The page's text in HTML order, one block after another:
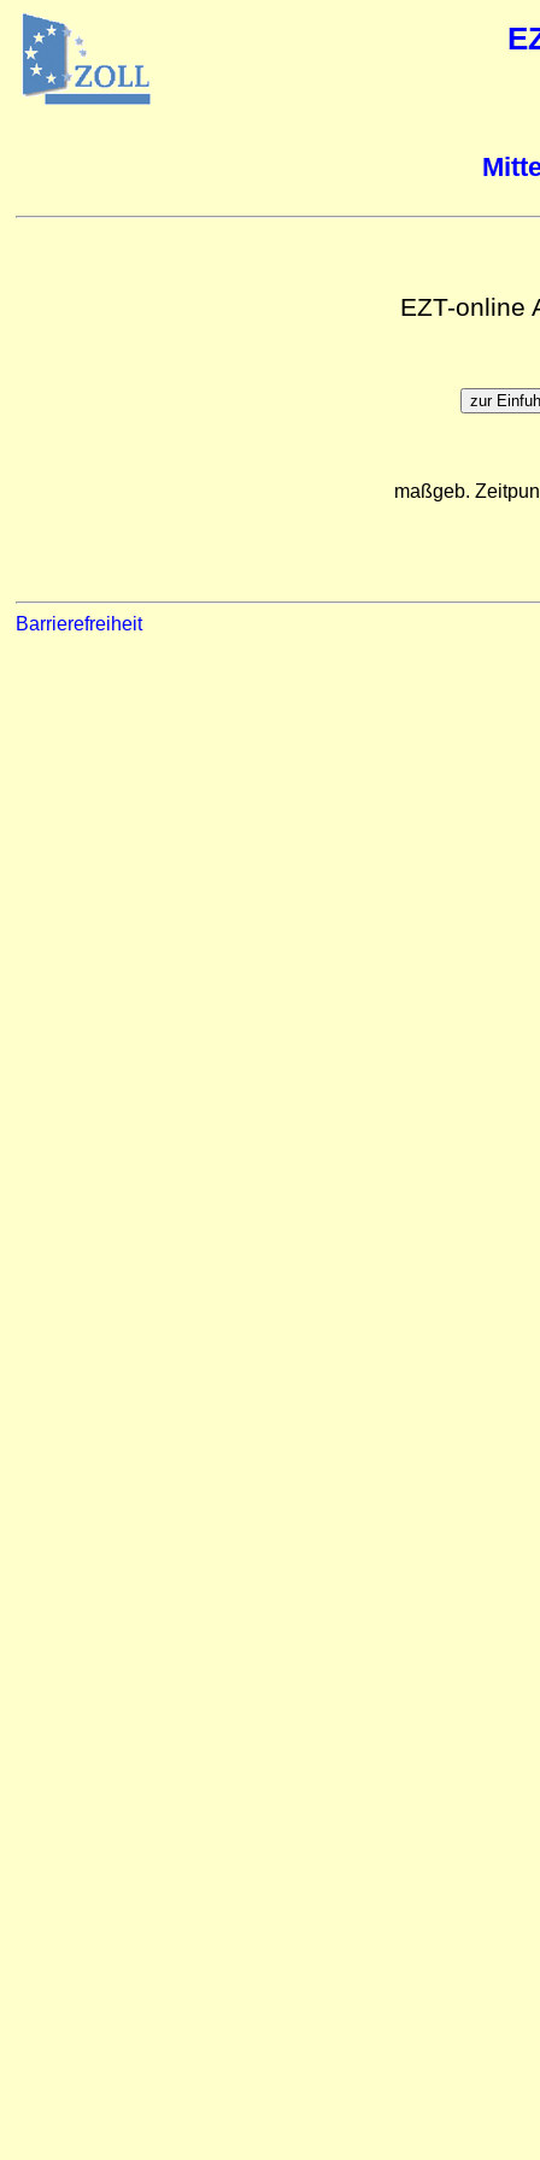
EZT-online
maßgeb.
Barrierefreiheit